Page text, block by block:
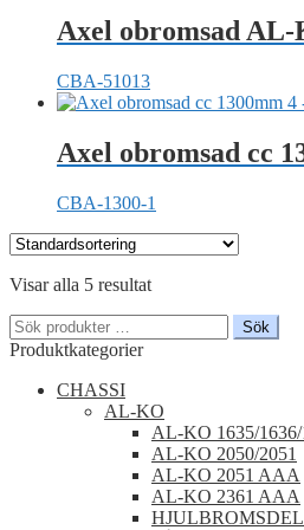
Axel obromsad AL-
CBA-51013
Axel obromsad cc
CBA-1300-1
Visar alla 5 resultat
Sök
efter:
Sök
Produktkategorier
CHASSI
AL-KO
AL-KO 1635/
AL-KO 2050/2051
AL-KO 2051 AAA
AL-KO 2361 AAA